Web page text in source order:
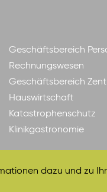
Geschäftsbereich
Rechnungswesen
Geschäftsbereich
Hauswirtschaft
Katastrophenschutz
Klinikgastronomie
dazu und zu